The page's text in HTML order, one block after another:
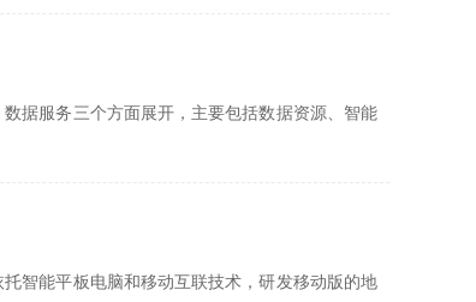
据服务三个方面展开，主要包括数据资源、智能
智能平板电脑和移动互联技术，研发移动版的地